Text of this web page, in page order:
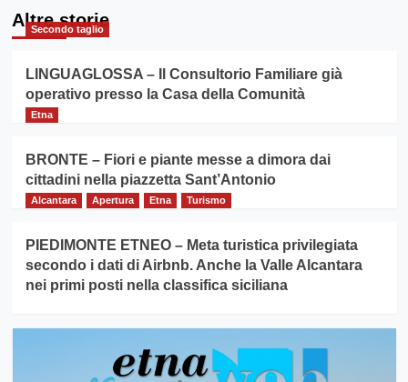
Altre storie
Secondo taglio
LINGUAGLOSSA – Il Consultorio Familiare già
operativo presso la Casa della Comunità
Etna
BRONTE – Fiori e piante messe a dimora dai
cittadini nella piazzetta Sant’Antonio
Alcantara Apertura Etna Turismo
PIEDIMONTE ETNEO – Meta turistica privilegiata
secondo i dati di Airbnb. Anche la Valle Alcantara
nei primi posti nella classifica siciliana